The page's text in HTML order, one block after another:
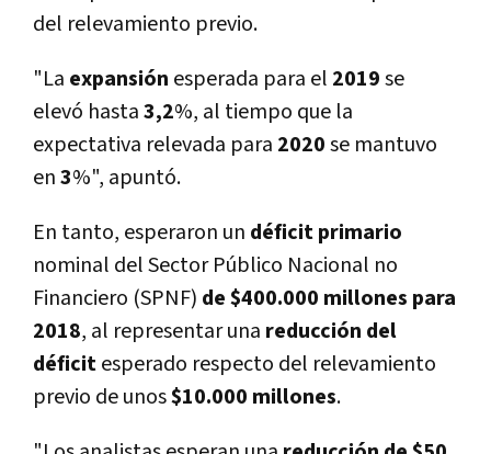
del relevamiento previo.
"La expansión esperada para el 2019se
elevó hasta3,2%, al tiempo que la
expectativa relevada para 2020se mantuvo
en3%", apuntó.
En tanto, esperaron un déficit primario
nominal del Sector Público Nacional no
Financiero (SPNF) de $400.000 millones para
2018, al representar una reducción del
déficitesperado respecto del relevamiento
previo de unos$10.000 millones.